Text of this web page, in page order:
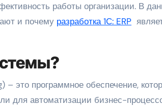
работы организации. В
и почему разработка 1С: ERP
это программное обеспечение,
для автоматизации бизнес-